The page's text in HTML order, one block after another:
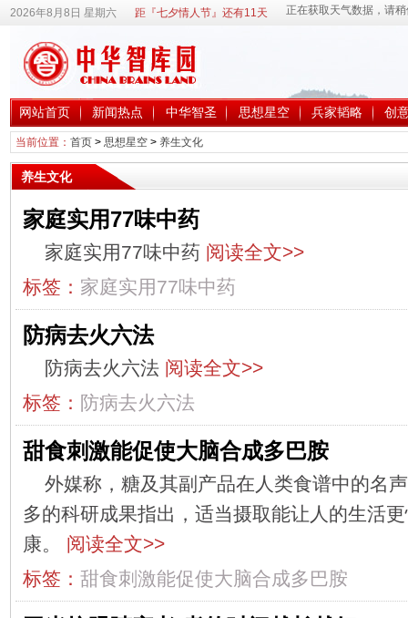
2026年8月8日 星期六 距『七夕情人节』还有11天
网站首页 新闻热点 中华智圣 思想星空 兵家韬略 创
当前位置： 首页> 思想星空> 养生文化
养生文化
家庭实用77味中药
家庭实用77味中药 阅读全文>>
标签： 家庭实用77味中药
防病去火六法
防病去火六法 阅读全文>>
标签： 防病去火六法
甜食刺激能促使大脑合成多巴胺
外媒称，糖及其副产品在人类食谱中的名
多的科研成果指出，适当摄取能让人的生活
康。 阅读全文>>
标签： 甜食刺激能促使大脑合成多巴胺